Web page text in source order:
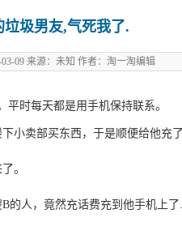
垃圾男友,气死我了.
03-09 来源：未知 作者：淘一淘编辑
时每天都是用手机保持联系。
小卖部买东西，于是顺便给他充了
。
的人，竟然充话费充到他手机上